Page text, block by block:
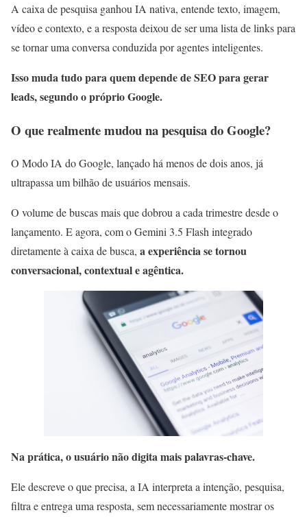
A caixa de pesquisa ganhou IA nativa, entende texto, imagem,
vídeo e contexto, e a resposta deixou de ser uma lista de links para
se tornar uma conversa conduzida por agentes inteligentes.
Isso muda tudo para quem depende de SEO para gerar
leads, segundo o próprio Google.
O que realmente mudou na pesquisa do Google?
O Modo IA do Google, lançado há menos de dois anos, já
ultrapassa um bilhão de usuários mensais.
O volume de buscas mais que dobrou a cada trimestre desde o
lançamento. E agora, com o Gemini 3.5 Flash integrado
diretamente à caixa de busca, a experiência se tornou
conversacional, contextual e agêntica.
Na prática, o usuário não digita mais palavras-chave.
Ele descreve o que precisa, a IA interpreta a intenção, pesquisa,
filtra e entrega uma resposta, sem necessariamente mostrar os